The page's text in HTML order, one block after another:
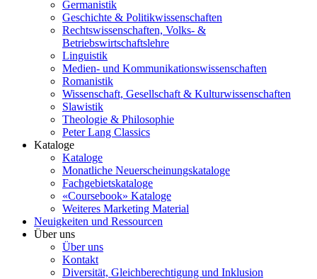
Germanistik
Geschichte & Politikwissenschaften
Rechtswissenschaften, Volks- &
Betriebswirtschaftslehre
Linguistik
Medien- und Kommunikationswissenschaften
Romanistik
Wissenschaft, Gesellschaft & Kulturwissenschaften
Slawistik
Theologie & Philosophie
Peter Lang Classics
Kataloge
Kataloge
Monatliche Neuerscheinungskataloge
Fachgebietskataloge
«Coursebook» Kataloge
Weiteres Marketing Material
Neuigkeiten und Ressourcen
Über uns
Über uns
Kontakt
Diversität, Gleichberechtigung und Inklusion